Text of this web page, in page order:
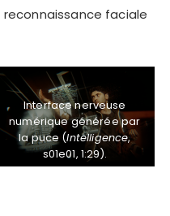
reconnaissance faciale
Interface nerveuse
numérique générée par
la puce (Intelligence,
s01e01, 1:29).